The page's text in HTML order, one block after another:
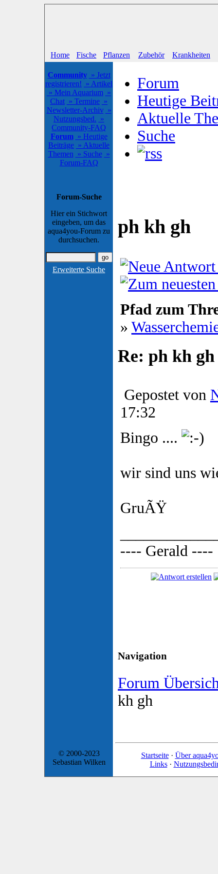
Home Fische Pflanzen Zubehör Krankheiten
Community » Jetzt
registrieren! » Artikel
» Mein Aquarium »
Chat » Termine »
Newsletter-Archiv »
Nutzungsbed. »
Community-FAQ
Forum » Heutige
Beiträge » Aktuelle
Themen » Suche »
Forum-FAQ
Forum-Suche
Hier ein Stichwort
eingeben, um das
aqua4you-Forum zu
durchsuchen.
Erweiterte Suche
Forum
Heutige
Aktuelle
Suche
ph kh gh
Pfad zum
»
Re: ph kh gh
Gepostet von
17:32
Bingo ....
wir sind uns
GruÃŸ
---- Gerald ----
Navigation
Forum
kh gh
© 2000-2023
Sebastian Wilken
Startseite· Über
Links·